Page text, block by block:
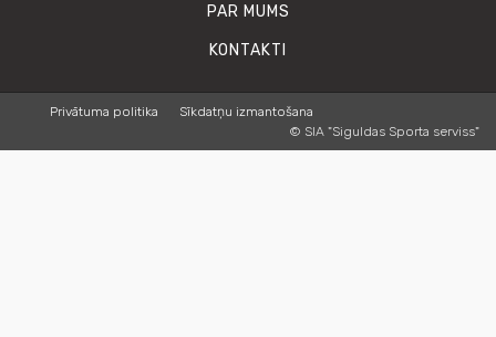
PAR MUMS
KONTAKTI
Privātuma politika
Sīkdatņu izmantošana
© SIA "Siguldas Sporta serviss"